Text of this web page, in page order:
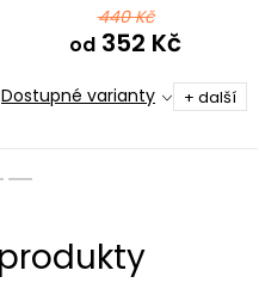
440 Kč
od 352 Kč
Dostupné varianty + další